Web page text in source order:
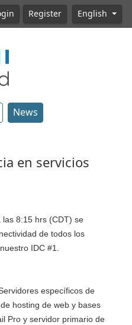
Register English
News
en servicios
8:15 hrs (CDT) se
de todos los
IDC #1.
específicos de
hosting de web y bases
Pro y servidor primario de